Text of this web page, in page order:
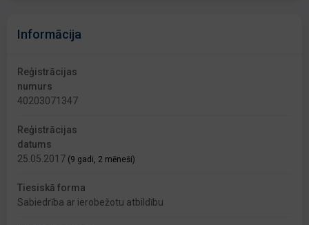
Informācija
Reģistrācijas
numurs
40203071347
Reģistrācijas
datums
25.05.2017 (9 gadi, 2 mēneši)
Tiesiskā forma
Sabiedrība ar ierobežotu atbildību